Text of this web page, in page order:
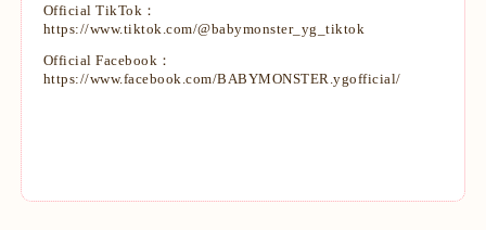
Official TikTok：
https://www.tiktok.com/@babymonster_yg_tiktok
Official Facebook：
https://www.facebook.com/BABYMONSTER.ygofficial/